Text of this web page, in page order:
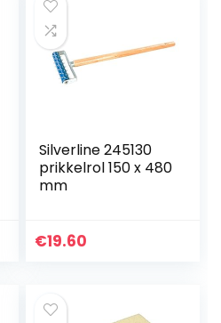
Silverline 245130
prikkelrol 150 x 480
mm
€19.60